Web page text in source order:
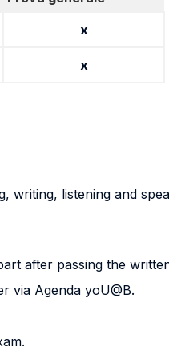
x
x
writing, listening and
after passing the
via Agenda yoU@B.